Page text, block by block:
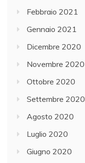
Febbraio 2021
Gennaio 2021
Dicembre 2020
Novembre 2020
Ottobre 2020
Settembre 2020
Agosto 2020
Luglio 2020
Giugno 2020